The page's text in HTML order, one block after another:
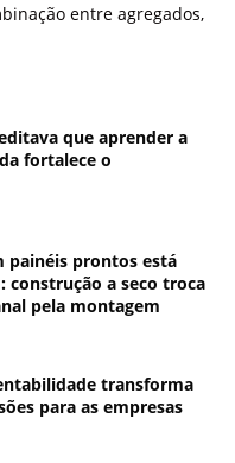
entre agregados,
que aprender a
fortalece o
painéis prontos está
construção a seco troca
pela montagem
transforma
para as empresas